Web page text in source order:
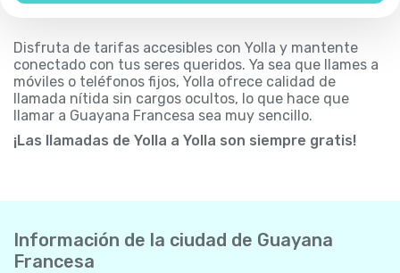
Disfruta de tarifas accesibles con Yolla y mantente
conectado con tus seres queridos. Ya sea que llames a
móviles o teléfonos fijos, Yolla ofrece calidad de
llamada nítida sin cargos ocultos, lo que hace que
llamar a Guayana Francesa sea muy sencillo.
¡Las llamadas de Yolla a Yolla son siempre gratis!
Información de la ciudad de Guayana
Francesa